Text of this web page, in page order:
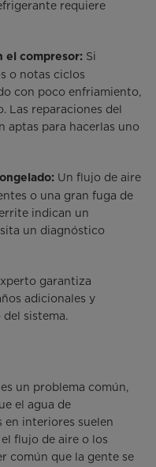
requiere
el compresor: Si
o notas ciclos
con poco enfriamiento,
Las reparaciones del
aptas para hacerlas uno
Un flujo de aire
o una gran fuga de
indican un
un diagnóstico
garantiza
adicionales y
sistema.
un problema común,
el agua de
en interiores suelen
flujo de aire o los
común que la gente se